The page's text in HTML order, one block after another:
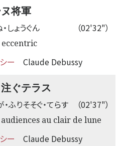
将軍
（02'32"）
しょうぐん
eccentric
ー Claude Debussy
ぐテラス
（02'37"）
・ふりそそぐ・てらす
au clair de lune
ー Claude Debussy